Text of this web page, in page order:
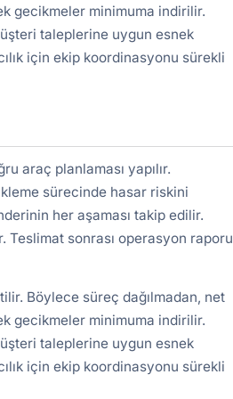
gecikmeler minimuma indirilir.
taleplerine uygun esnek
için ekip koordinasyonu sürekli
araç planlaması yapılır.
sürecinde hasar riskini
her aşaması takip edilir.
Teslimat sonrası operasyon raporu
Böylece süreç dağılmadan, net
gecikmeler minimuma indirilir.
taleplerine uygun esnek
için ekip koordinasyonu sürekli